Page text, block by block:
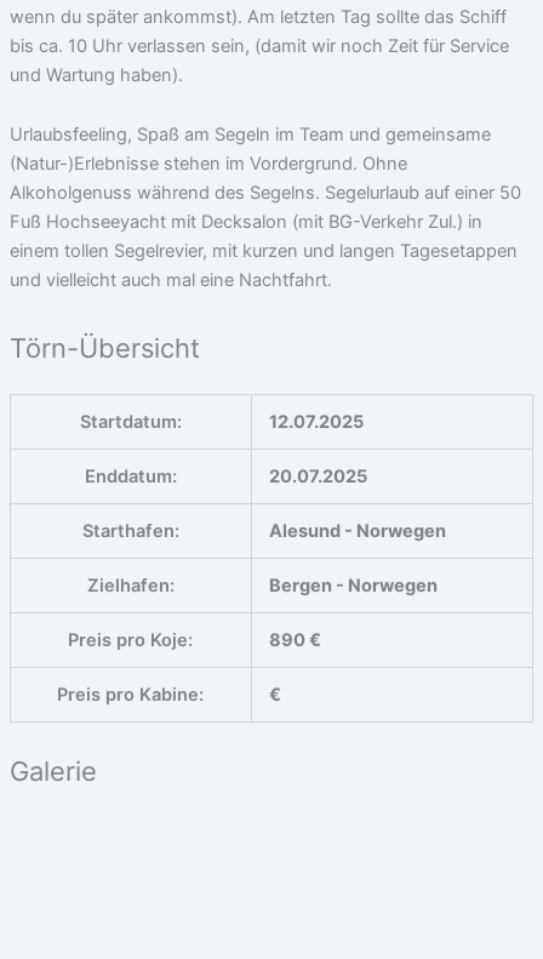
wenn du später ankommst). Am letzten Tag sollte das Schiff
bis ca. 10 Uhr verlassen sein, (damit wir noch Zeit für Service
und Wartung haben).
Urlaubsfeeling, Spaß am Segeln im Team und gemeinsame
(Natur-)Erlebnisse stehen im Vordergrund. Ohne
Alkoholgenuss während des Segelns. Segelurlaub auf einer 50
Fuß Hochseeyacht mit Decksalon (mit BG-Verkehr Zul.) in
einem tollen Segelrevier, mit kurzen und langen Tagesetappen
und vielleicht auch mal eine Nachtfahrt.
Törn-Übersicht
Startdatum: 12.07.2025
Enddatum: 20.07.2025
Starthafen: Alesund - Norwegen
Zielhafen: Bergen - Norwegen
Preis pro Koje: 890 €
Preis pro Kabine: €
Galerie